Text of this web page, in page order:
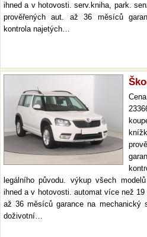
ihned a v hotovosti. serv.kniha, park.
prověřených aut. až 36 měsíců
kontrola najetých…
legálního původu. výkup všech
ihned a v hotovosti. automat více než
až 36 měsíců garance na mechanický
doživotní…